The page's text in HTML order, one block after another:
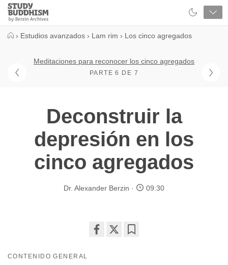
Close
Study
Buddhism
› Estudios avanzados › Lam rim › Los cinco agregados
Meditaciones para reconocer los cinco agregados
PARTE 6 DE 7
Deconstruir la
depresión en los
cinco agregados
Dr. Alexander Berzin 09:30
CONTENIDO GENERAL